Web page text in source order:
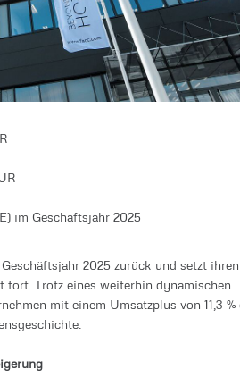
im Geschäftsjahr 2025
2025 zurück und setzt ihren
fort. Trotz eines weiterhin dynamischen
mit einem Umsatzplus von 11,3 %